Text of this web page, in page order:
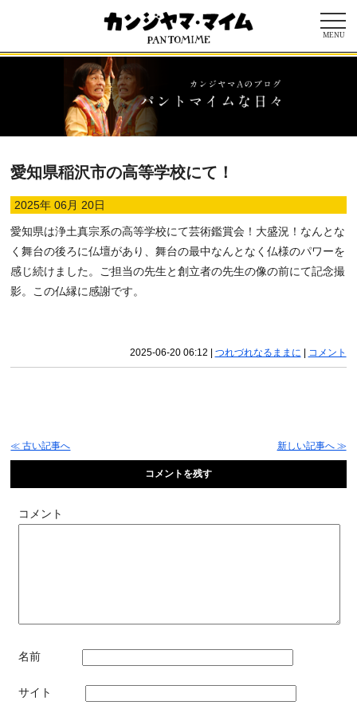
MENU
愛知県稲沢市の高等学校にて！
2025年 06月 20日
愛知県は浄土真宗系の高等学校にて芸術鑑賞会！大盛況！なんとな
く舞台の後ろに仏壇があり、舞台の最中なんとなく仏様のパワーを
感じ続けました。ご担当の先生と創立者の先生の像の前にて記念撮
影。この仏縁に感謝です。
2025-06-20 06:12 つれづれなるままに コメント
≪ 古い記事へ 新しい記事へ ≫
コメントを残す
コメント
名前
サイト